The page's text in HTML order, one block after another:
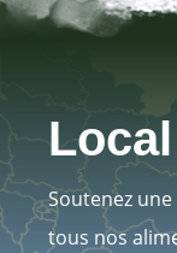
Local
Soutenez
tous nos